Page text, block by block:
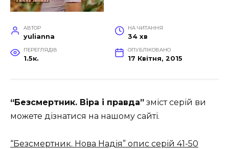
АВТОР
yulianna
НА ЧИТАННЯ
34 хв
ПЕРЕГЛЯДІВ
1.5к.
ОПУБЛІКОВАНО
17 Квітня, 2015
“Безсмертник. Віра і правда” зміст серій ви
можете дізнатися на нашому сайті.
“Безсмертник. Нова Надія” опис серій 41-50